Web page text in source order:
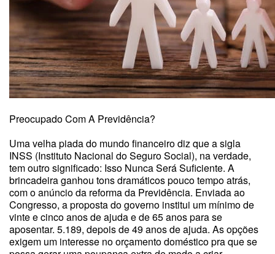
Preocupado Com A Previdência?
Uma velha piada do mundo financeiro diz que a sigla
INSS (Instituto Nacional do Seguro Social), na verdade,
tem outro significado: Isso Nunca Será Suficiente. A
brincadeira ganhou tons dramáticos pouco tempo atrás,
com o anúncio da reforma da Previdência. Enviada ao
Congresso, a proposta do governo institui um mínimo de
vinte e cinco anos de ajuda e de 65 anos para se
aposentar. 5.189, depois de 49 anos de ajuda. As opções
exigem um interesse no orçamento doméstico pra que se